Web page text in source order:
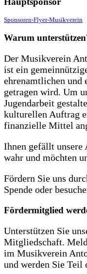
Sponsoren-Flyer-Musikverein
Warum
Der Musikverein
ist ein
ehrenamtlichen
getragen wird. Um
Jugendarbeit
kulturellen Auftrag
finanzielle Mittel
Ihnen gefällt unsere
wahr und möchten
Fördern Sie uns
Spende oder
Fördermitglied
Unterstützen Sie
Mitgliedschaft.
im Musikverein
und werden Sie Teil